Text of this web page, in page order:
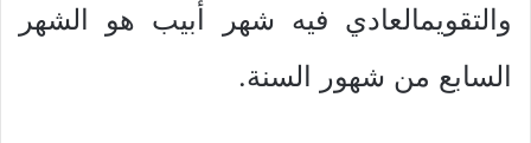
والتقويمالعادي فيه شهر أبيب هو الشهر
السابع من شهور السنة.